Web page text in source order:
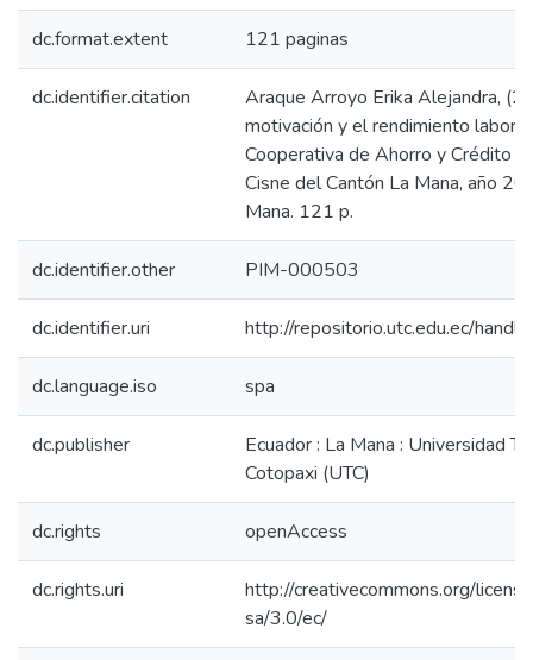
dc.format.extent 121 paginas
dc.identifier.citation
Araque Arroyo Erika Alejandra,
motivación y el rendimiento
Cooperativa de Ahorro y Crédito
Cisne del Cantón La Mana, año
Mana. 121 p.
dc.identifier.other PIM-000503
dc.identifier.uri http://repositorio.utc.edu.ec/
dc.language.iso spa
dc.publisher
Ecuador : La Mana : Universidad
Cotopaxi (UTC)
dc.rights openAccess
dc.rights.uri
http://creativecommons.org/
sa/3.0/ec/